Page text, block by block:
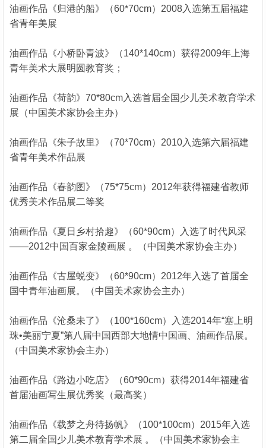
油画作品《归港的船》（60*70cm）2008入选第五届福建
省青年美展
油画作品《小桥卧青波》（140*140cm）获得2009年上海
青年美术大展明圆教育奖；
油画作品《荷韵》70*80cm入选首届全国少儿美术教育学术
展（中国美术家协会主办）
油画作品《朱子故里》（70*70cm）2010入选第六届福建
省青年美术作品展
油画作品《春韵图》（75*75cm）2012年获得福建省教师
优秀美术作品展二等奖
油画作品《夏日乡村拾趣》（60*90cm）入选了时代风采
——2012中国百家金陵画展 。（中国美术家协会主办）
油画作品《古屋蜕变》（60*90cm）2012年入选了首届全
国中青年油画展。（中国美术家协会主办）
油画作品《沧桑未了》（100*160cm）入选2014年“塞上明
珠•美丽宁夏”第八届中国西部大地情中国画、油画作品展。
（中国美术家协会主办）
油画作品《路边小吃店》（60*90cm）获得2014年福建省
首届油画写生展优秀奖（最高奖）
油画作品《载梦之舟待扬帆》（100*100cm）2015年入选
第二届全国少儿美术教育学术展 。（中国美术家协会主